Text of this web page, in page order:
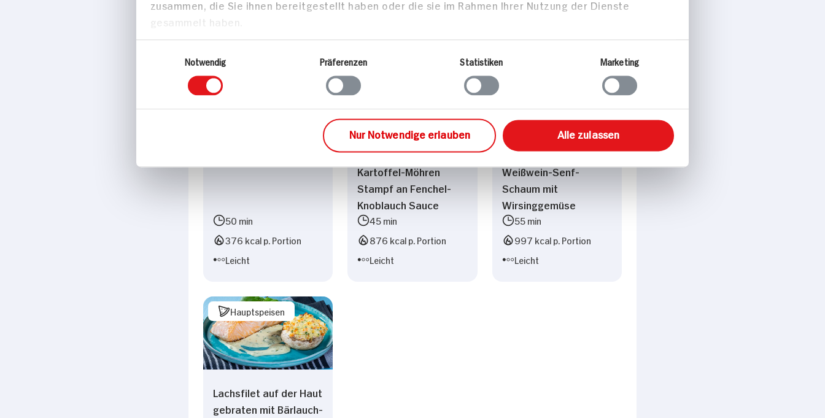
zusammen, die Sie ihnen bereitgestellt haben oder die sie im Rahmen Ihrer Nutzung der Dienste
gesammelt haben.
Notwendig
Präferenzen Statistiken Marketing
Nur Notwendige erlauben Alle zulassen
50 min
376 kcal p. Portion
Leicht
Lachsfilet mit
Kartoffel-Möhren
Stampf an Fenchel-
Knoblauch Sauce
45 min
876 kcal p. Portion
Leicht
Zanderfilet auf
Weißwein-Senf-
Schaum mit
Wirsinggemüse
55 min
997 kcal p. Portion
Leicht
Hauptspeisen
Lachsfilet auf der Haut
gebraten mit Bärlauch-